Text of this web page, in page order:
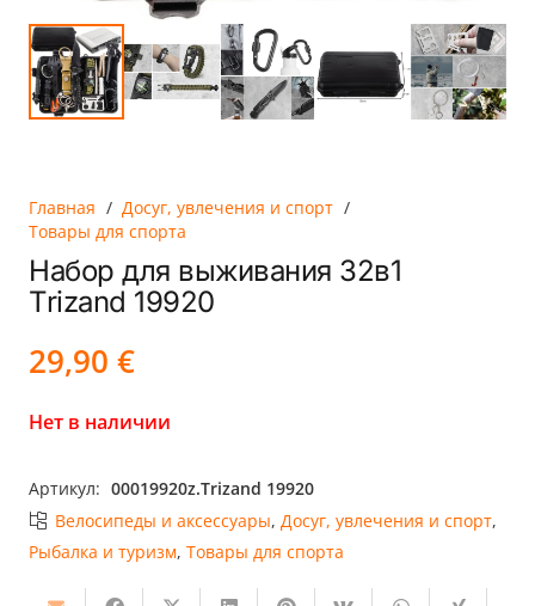
Главная / Досуг, увлечения и спорт /
Товары для спорта
Набор для выживания 32в1
Trizand 19920
29,90 €
Нет в наличии
Артикул: 00019920z.Trizand 19920
Велосипеды и аксессуары, Досуг, увлечения и спорт,
Рыбалка и туризм, Товары для спорта